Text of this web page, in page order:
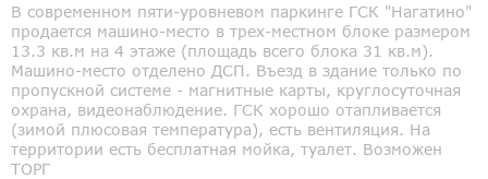
В современном пяти-уровневом паркинге ГСК "Нагатино"
продается машино-место в трех-местном блоке размером
13.3 кв.м на 4 этаже (площадь всего блока 31 кв.м).
Машино-место отделено ДСП. Въезд в здание только по
пропускной системе - магнитные карты, круглосуточная
охрана, видеонаблюдение. ГСК хорошо отапливается
(зимой плюсовая температура), есть вентиляция. На
территории есть бесплатная мойка, туалет. Возможен
ТОРГ